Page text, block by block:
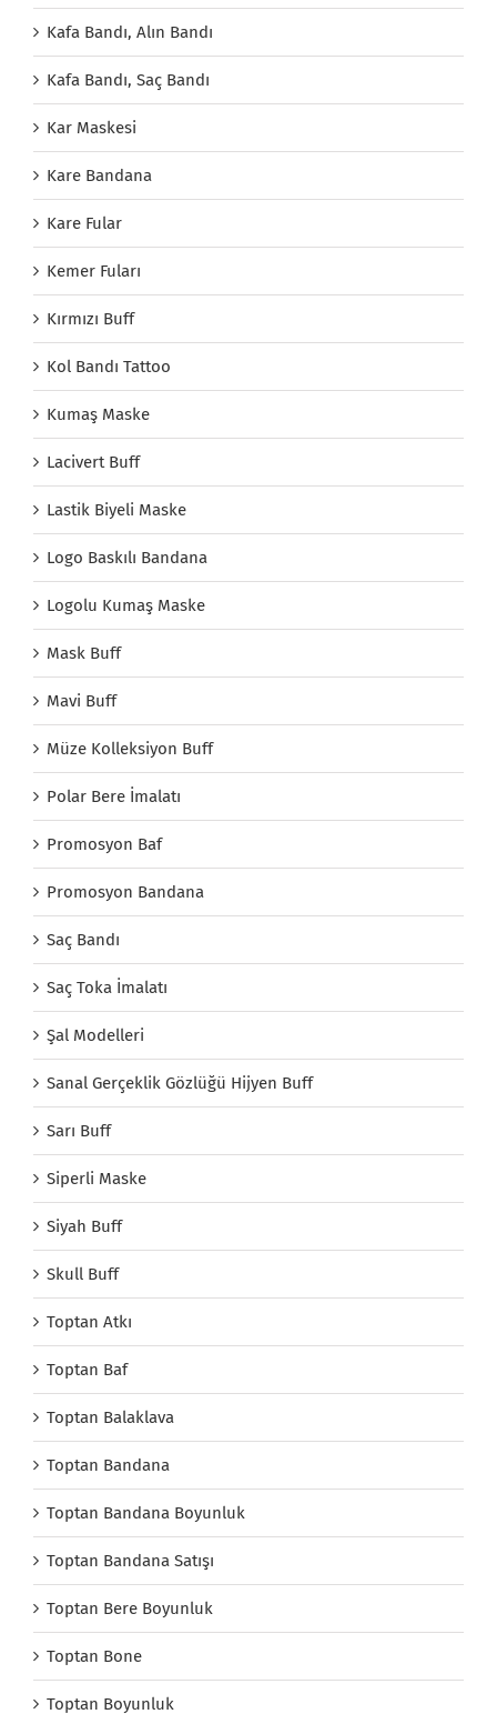
Kafa Bandı, Alın Bandı
Kafa Bandı, Saç Bandı
Kar Maskesi
Kare Bandana
Kare Fular
Kemer Fuları
Kırmızı Buff
Kol Bandı Tattoo
Kumaş Maske
Lacivert Buff
Lastik Biyeli Maske
Logo Baskılı Bandana
Logolu Kumaş Maske
Mask Buff
Mavi Buff
Müze Kolleksiyon Buff
Polar Bere İmalatı
Promosyon Baf
Promosyon Bandana
Saç Bandı
Saç Toka İmalatı
Şal Modelleri
Sanal Gerçeklik Gözlüğü Hijyen Buff
Sarı Buff
Siperli Maske
Siyah Buff
Skull Buff
Toptan Atkı
Toptan Baf
Toptan Balaklava
Toptan Bandana
Toptan Bandana Boyunluk
Toptan Bandana Satışı
Toptan Bere Boyunluk
Toptan Bone
Toptan Boyunluk